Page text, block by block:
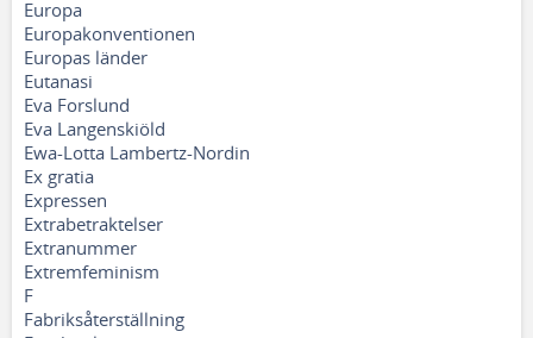
Europa
Europakonventionen
Europas länder
Eutanasi
Eva Forslund
Eva Langenskiöld
Ewa-Lotta Lambertz-Nordin
Ex gratia
Expressen
Extrabetraktelser
Extranummer
Extremfeminism
F
Fabriksåterställning